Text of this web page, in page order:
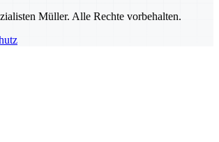
Müller. Alle Rechte vorbehalten.